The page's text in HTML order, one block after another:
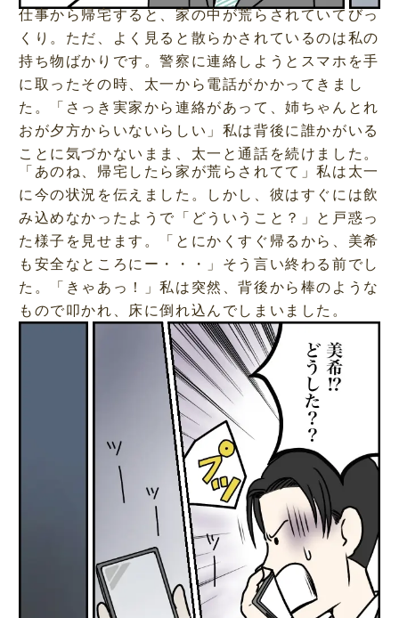
仕事から帰宅すると、家の中が荒らされていてびっ
くり。ただ、よく見ると散らかされているのは私の
持ち物ばかりです。警察に連絡しようとスマホを手
に取ったその時、太一から電話がかかってきまし
た。「さっき実家から連絡があって、姉ちゃんとれ
おが夕方からいないらしい」私は背後に誰かがいる
ことに気づかないまま、太一と通話を続けました。
「あのね、帰宅したら家が荒らされてて」私は太一
に今の状況を伝えました。しかし、彼はすぐには飲
み込めなかったようで「どういうこと？」と戸惑っ
た様子を見せます。「とにかくすぐ帰るから、美希
も安全なところにー・・・」そう言い終わる前でし
た。「きゃあっ！」私は突然、背後から棒のような
もので叩かれ、床に倒れ込んでしまいました。